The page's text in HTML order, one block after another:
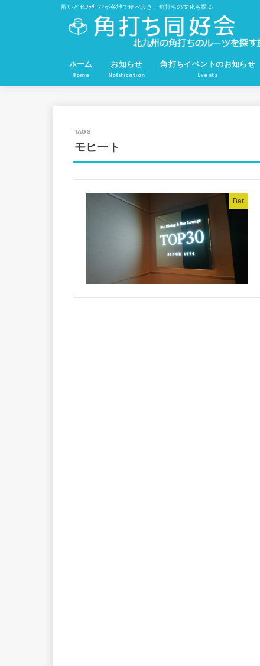
酔いどれﾌﾗﾘｰﾏﾝが各地で食べ歩き、角打ちの文化も探る
ホーム
Home
お知らせ
Notification
角打ちイベントのお知らせ
Events
モヒート
Bar